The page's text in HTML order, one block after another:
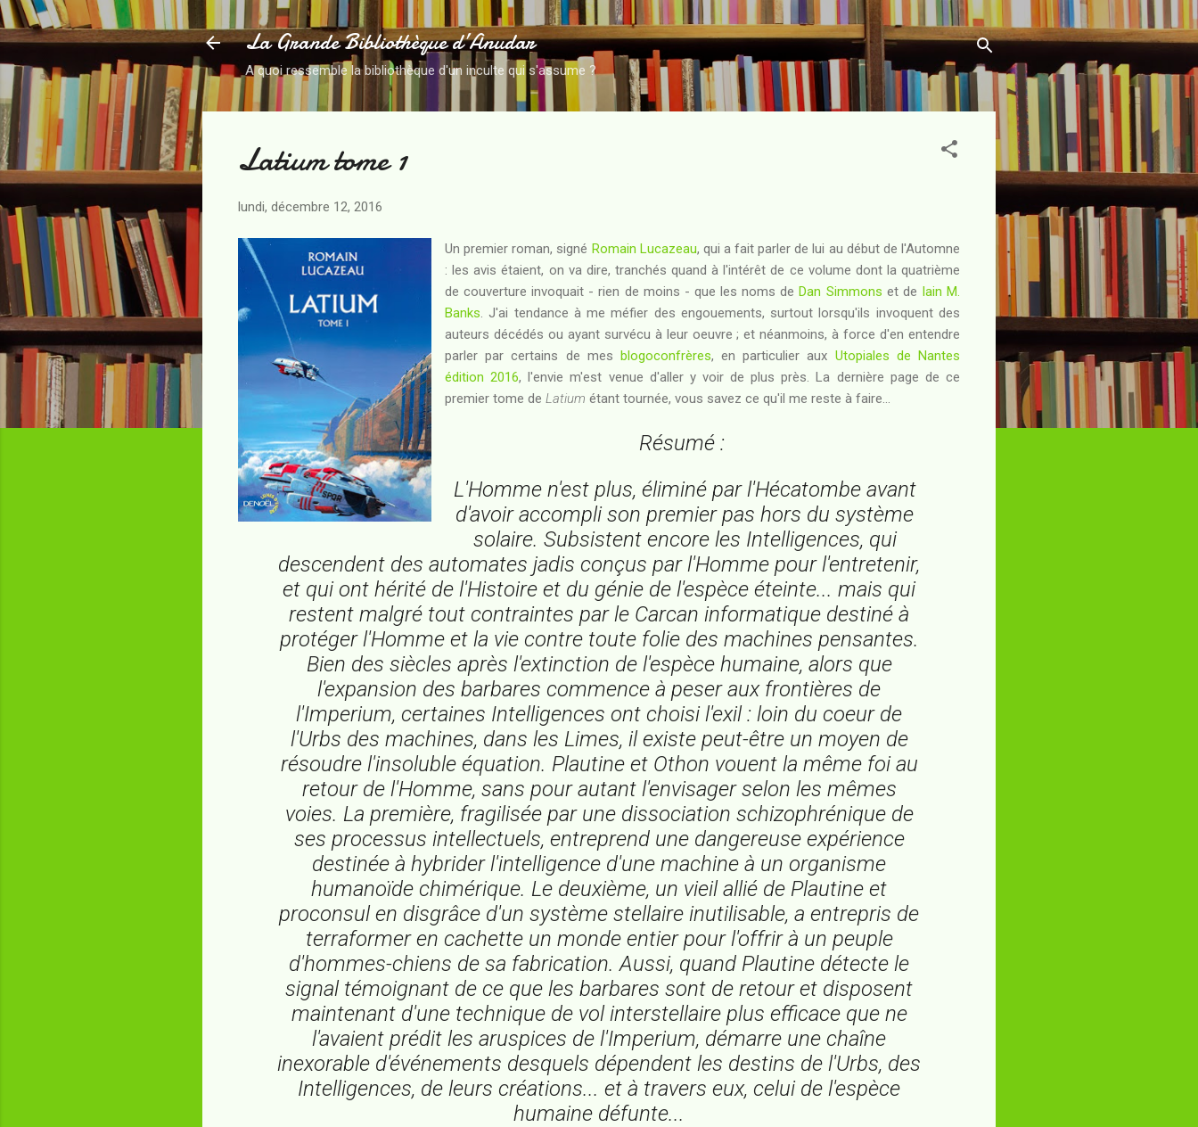
Accéder au contenu principal
La Grande Bibliothèque d’Anudar
A quoi ressemble la bibliothèque d'un inculte qui s'assume ?
Latium tome 1
lundi, décembre 12, 2016
Un premier roman, signé Romain Lucazeau, qui a fait parler de lui au début de l'Automne
: les avis étaient, on va dire, tranchés quand à l'intérêt de ce volume dont la quatrième
de couverture invoquait - rien de moins - que les noms deDan Simmons et de Iain M.
Banks . J'ai tendance à me méfier des engouements, surtout lorsqu'ils invoquent des
auteurs décédés ou ayant survécu à leur oeuvre ; et néanmoins, à force d'en entendre
parler par certains de mes blogoconfrères, en particulier aux Utopiales de Nantes
édition 2016, l'envie m'est venue d'aller y voir de plus près. La dernière page de ce
premier tome de Latium étant tournée, vous savez ce qu'il me reste à faire...
Résumé :
L'Homme n'est plus, éliminé par l'Hécatombe avant
d'avoir accompli son premier pas hors du système
solaire. Subsistent encore les Intelligences, qui
descendent des automates jadis conçus par l'Homme pour l'entretenir,
et qui ont hérité de l'Histoire et du génie de l'espèce éteinte... mais qui
restent malgré tout contraintes par le Carcan informatique destiné à
protéger l'Homme et la vie contre toute folie des machines pensantes.
Bien des siècles après l'extinction de l'espèce humaine, alors que
l'expansion des barbares commence à peser aux frontières de
l'Imperium, certaines Intelligences ont choisi l'exil : loin du coeur de
l'Urbs des machines, dans les Limes, il existe peut-être un moyen de
résoudre l'insoluble équation. Plautine et Othon vouent la même foi au
retour de l'Homme, sans pour autant l'envisager selon les mêmes
voies. La première, fragilisée par une dissociation schizophrénique de
ses processus intellectuels, entreprend une dangereuse expérience
destinée à hybrider l'intelligence d'une machine à un organisme
humanoïde chimérique. Le deuxième, un vieil allié de Plautine et
proconsul en disgrâce d'un système stellaire inutilisable, a entrepris de
terraformer en cachette un monde entier pour l'offrir à un peuple
d'hommes-chiens de sa fabrication. Aussi, quand Plautine détecte le
signal témoignant de ce que les barbares sont de retour et disposent
maintenant d'une technique de vol interstellaire plus efficace que ne
l'avaient prédit les aruspices de l'Imperium, démarre une chaîne
inexorable d'événements desquels dépendent les destins de l'Urbs, des
Intelligences, de leurs créations... et à travers eux, celui de l'espèce
humaine défunte...